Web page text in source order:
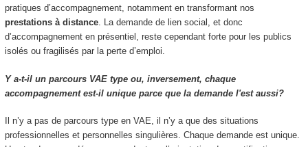
pratiques d’accompagnement, notamment en transformant nos
prestations à distance. La demande de lien social, et donc
d’accompagnement en présentiel, reste cependant forte pour les publics
isolés ou fragilisés par la perte d’emploi.
Y a-t-il un parcours VAE type ou, inversement, chaque
accompagnement est-il unique parce que la demande l'est aussi?
Il n’y a pas de parcours type en VAE, il n’y a que des situations
professionnelles et personnelles singulières. Chaque demande est unique.